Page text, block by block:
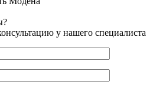
у нашего специалиста